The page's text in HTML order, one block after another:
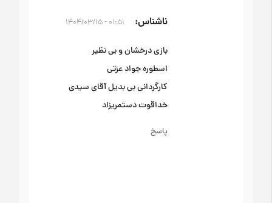
ناشناس ۰۱:۵۱ - ۱۴۰۴/۰۳/۱۵
بازی درخشان و بی نظیر
اسطوره جواد عزتی
کارگردانی بی بدیل آقای سیدی
خداقوت دستمریزاد
پاسخ